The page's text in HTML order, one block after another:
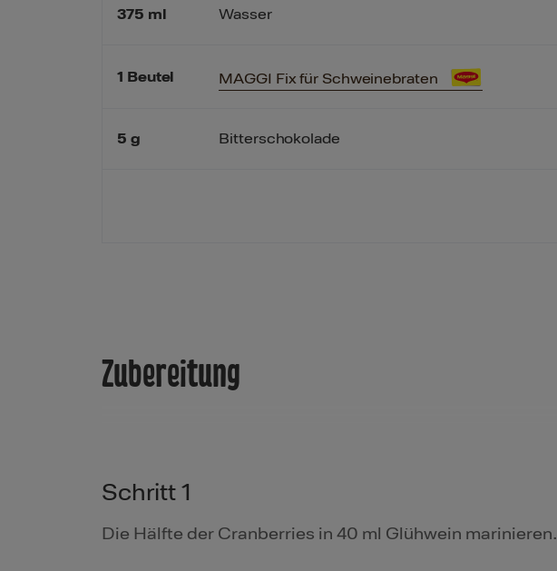
375 ml
1 Beutel
5 g
Wasser
MAGGI Fix für Schweinebraten
Bitterschokolade
Zubereitung
Schritt 1
Die Hälfte der Cranberries in 40 ml Glühwein marinieren.